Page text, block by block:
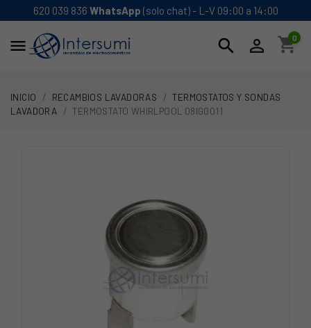
620 039 836 WhatsApp (solo chat) - L-V 09:00 a 14:00
 search  shopping_cart
0
INICIO RECAMBIOS LAVADORAS
TERMOSTATOS Y SONDAS
LAVADORA
TERMOSTATO WHIRLPOOL 08IG0011